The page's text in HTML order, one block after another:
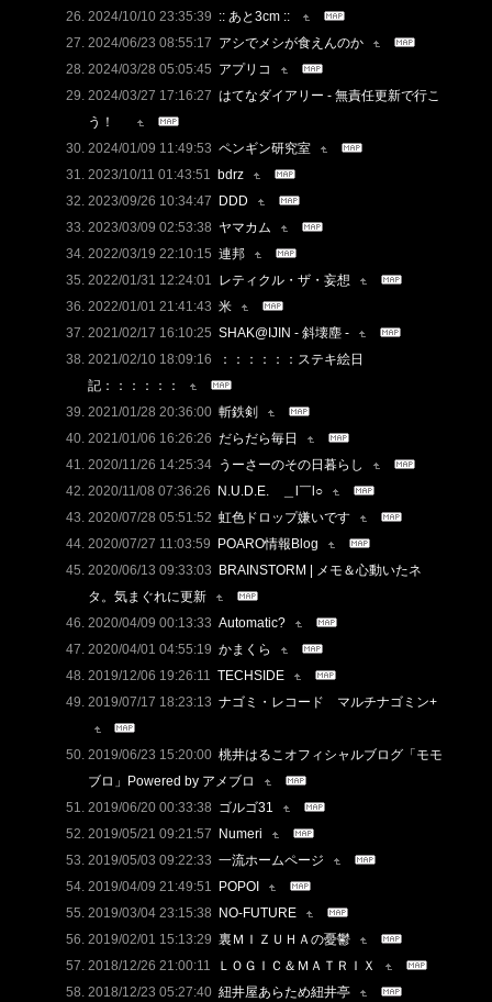
2024/10/10 23:35:39 :: あと3cm ::
2024/06/23 08:55:17 アシでメシが食えんのか
2024/03/28 05:05:45 アプリコ
2024/03/27 17:16:27 はてなダイアリー - 無責任更新で行こ
う！
2024/01/09 11:49:53 ペンギン研究室
2023/10/11 01:43:51 bdrz
2023/09/26 10:34:47
DDD
2023/03/09 02:53:38 ヤマカム
2022/03/19 22:10:15 連邦
2022/01/31 12:24:01 レティクル・ザ・妄想
2022/01/01 21:41:43 米
2021/02/17 16:10:25 SHAK@IJIN - 斜壊塵 -
2021/02/10 18:09:16
：：：：：：ステキ絵日
記：：：：：：
2021/01/28 20:36:00 斬鉄剣
2021/01/06 16:26:26 だらだら毎日
2020/11/26 14:25:34 うーさーのその日暮らし
2020/11/08 07:36:26
N.U.D.E. ＿l￣l○
2020/07/28 05:51:52 虹色ドロップ嫌いです
2020/07/27 11:03:59
POARO情報Blog
2020/06/13 09:33:03
BRAINSTORM | メモ＆心動いたネ
タ。気まぐれに更新
2020/04/09 00:13:33 Automatic?
2020/04/01 04:55:19 かまくら
2019/12/06 19:26:11 TECHSIDE
2019/07/17 18:23:13 ナゴミ・レコード マルチナゴミン+
2019/06/23 15:20:00 桃井はるこオフィシャルブログ「モモ
ブロ」Powered by アメブロ
2019/06/20 00:33:38 ゴルゴ31
2019/05/21 09:21:57
Numeri
2019/05/03 09:22:33 一流ホームページ
2019/04/09 21:49:51
POPOI
2019/03/04 23:15:38
NO-FUTURE
2019/02/01 15:13:29 裏ＭＩＺＵＨＡの憂鬱
2018/12/26 21:00:11
ＬＯＧＩＣ＆ＭＡＴＲＩＸ
2018/12/23 05:27:40 紐井屋あらため紐井亭